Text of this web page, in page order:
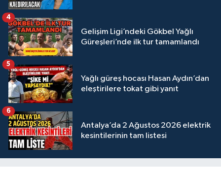
Gelişim Ligi’ndeki Gökbel Yağlı
Güreşleri’nde ilk tur tamamlandı
4
Yağlı güreş hocası Hasan Aydın’dan
eleştirilere tokat gibi yanıt
5
Antalya’da 2 Ağustos 2026 elektrik
kesintilerinin tam listesi
6